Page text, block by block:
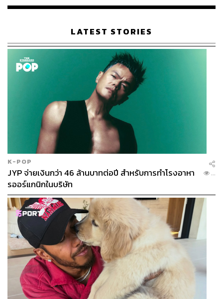
เรือนไทยที่ถูกซุกไว้
LATEST STORIES
K-POP
JYP จ่ายเงินกว่า 46 ล้านบาทต่อปี สำหรับการทำโรงอาหา
รออร์แกนิกในบริษัท
...